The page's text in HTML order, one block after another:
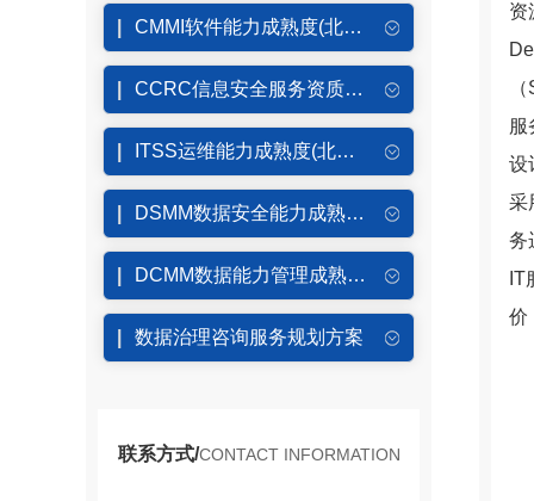
CMMI软件能力成熟度(北京CMMI认证)
CCRC信息安全服务资质（北京CCRC认证）
ITSS运维能力成熟度(北京ITSS认证）
DSMM数据安全能力成熟度模型
DCMM数据能力管理成熟度(北京DCMM认证)
数据治理咨询服务规划方案
联系方式/CONTACT INFORMATION
资
服
设
采
务
IT
价